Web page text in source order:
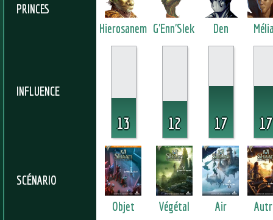
PRINCES
Hierosanem G'Enn'Slek Den
INFLUENCE
13 12 17 17
SCÉNARIO
Objet
Végétal Air